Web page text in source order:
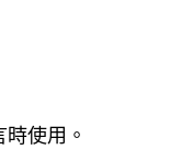
使用。